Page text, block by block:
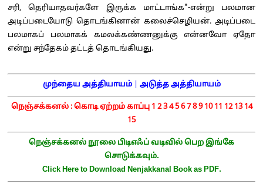
சரி, தெரியாதவர்களே இருக்க மாட்டாங்க"-என்று பலமான
அடிப்படையோடு தொடங்கினான் கலைச்செழியன். அடிப்படை
பலமாகப் பலமாகக் கமலக்கண்ணனுக்கு என்னவோ ஏதோ
என்று சந்தேகம் தட்டத் தொடங்கியது.
முந்தைய அத்தியாயம்| அடுத்த அத்தியாயம்
நெஞ்சக்கனல் :கொடி ஏற்றம் காப்பு 1 234567891011 121314
15
நெஞ்சக்கனல் நூலை பிடிஎஃப் வடிவில் பெற இங்கே
சொடுக்கவும்.
Click Here to Download Nenjakkanal Book as PDF.